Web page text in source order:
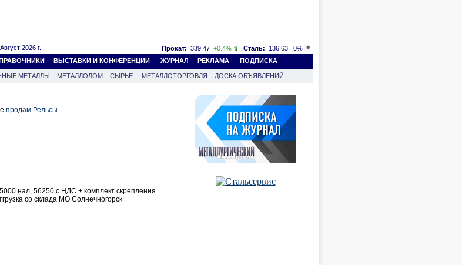
2026 г. Прокат: 339.47 +0.4% Сталь: 136.63
0%
ВЫСТАВКИ И КОНФЕРЕНЦИИ ЖУРНАЛ РЕКЛАМА ПОДПИСКА
МЕТАЛЛЫ МЕТАЛЛОЛОМ СЫРЬЕ МЕТАЛЛОТОРГОВЛЯ
ДОСКА ОБЪЯВЛЕНИЙ
продам Рельсы.
нал, 56250 с НДС + комплект скрепления
со склада МО Солнечногорск